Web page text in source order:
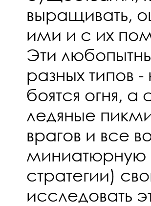
выращивать,
ими и с их
Эти
разных типов
боятся огня,
ледяные
врагов и все
стратегии)
исследовать